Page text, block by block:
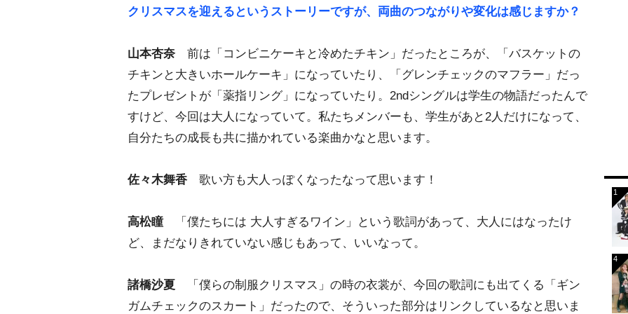
クリスマスを迎えるというストーリーですが、両曲のつながりや変化は感じますか？
山本杏奈 前は「コンビニケーキと冷めたチキン」だったところが、「バスケットの
チキンと大きいホールケーキ」になっていたり、「グレンチェックのマフラー」だっ
たプレゼントが「薬指リング」になっていたり。2ndシングルは学生の物語だったんで
すけど、今回は大人になっていて。私たちメンバーも、学生があと2人だけになって、
自分たちの成長も共に描かれている楽曲かなと思います。
佐々木舞香 歌い方も大人っぽくなったなって思います！
高松瞳「僕たちには 大人すぎるワイン」という歌詞があって、大人にはなったけ
ど、まだなりきれていない感じもあって、いいなって。
諸橋沙夏 「僕らの制服クリスマス」の時の衣裳が、今回の歌詞にも出てくる「ギン
ガムチェックのスカート」だったので、そういった部分はリンクしているなと思いま